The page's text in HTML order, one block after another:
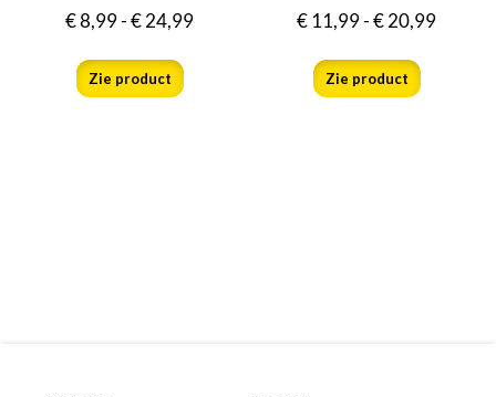
€8,99-€24,99
Zie product
€11,99-€20,99
Zie product